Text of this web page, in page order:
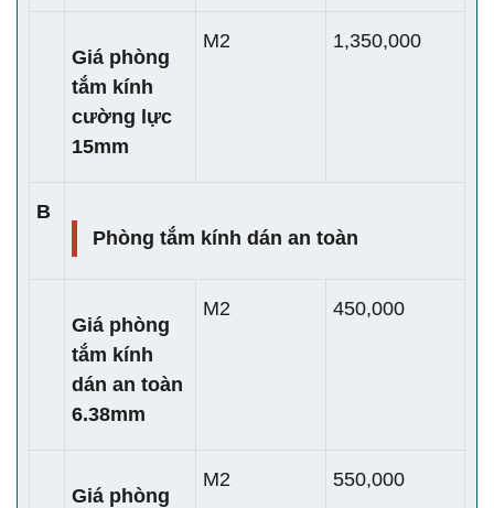
Giá phòng
tắm kính
cường lực
15mm
M2 1,350,000
B
Phòng tắm kính dán an toàn
Giá phòng
tắm kính
dán an toàn
6.38mm
M2 450,000
Giá phòng
M2 550,000